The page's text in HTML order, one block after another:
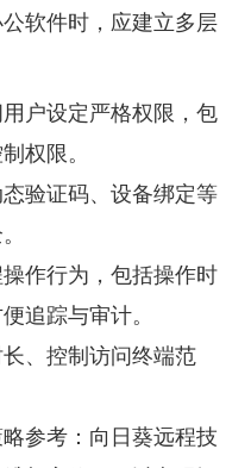
软件时，应建立多层
户设定严格权限，包
权限。
验证码、设备绑定等
作行为，包括操作时
追踪与审计。
、控制访问终端范
参考： 向日葵远程技